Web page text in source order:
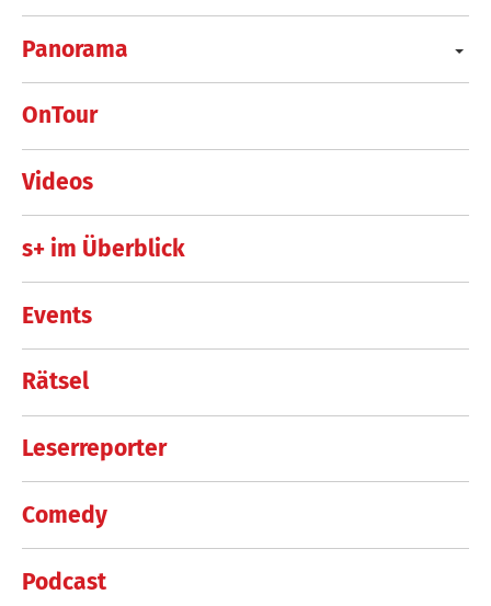
Panorama
OnTour
Videos
s+ im Überblick
Events
Rätsel
Leserreporter
Comedy
Podcast